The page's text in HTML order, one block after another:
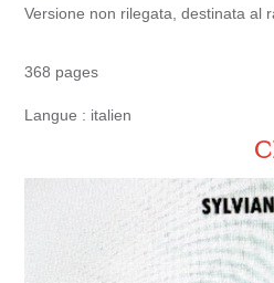
Versione non rilegata, destinata al
368 pages
Langue : italien